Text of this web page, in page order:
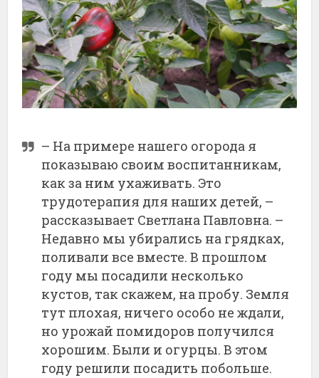
– На примере нашего огорода я
показываю своим воспитанникам,
как за ним ухаживать. Это
трудотерапия для наших детей, –
рассказывает Светлана Павловна. –
Недавно мы убирались на грядках,
поливали все вместе. В прошлом
году мы посадили несколько
кустов, так скажем, на пробу. Земля
тут плохая, ничего особо не ждали,
но урожай помидоров получился
хорошим. Были и огурцы. В этом
году решили посадить побольше.